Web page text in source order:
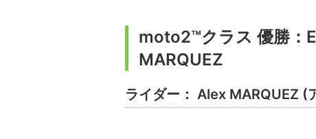
moto2™クラス 優勝：
MARQUEZ
ライダー： Alex MARQUEZ (